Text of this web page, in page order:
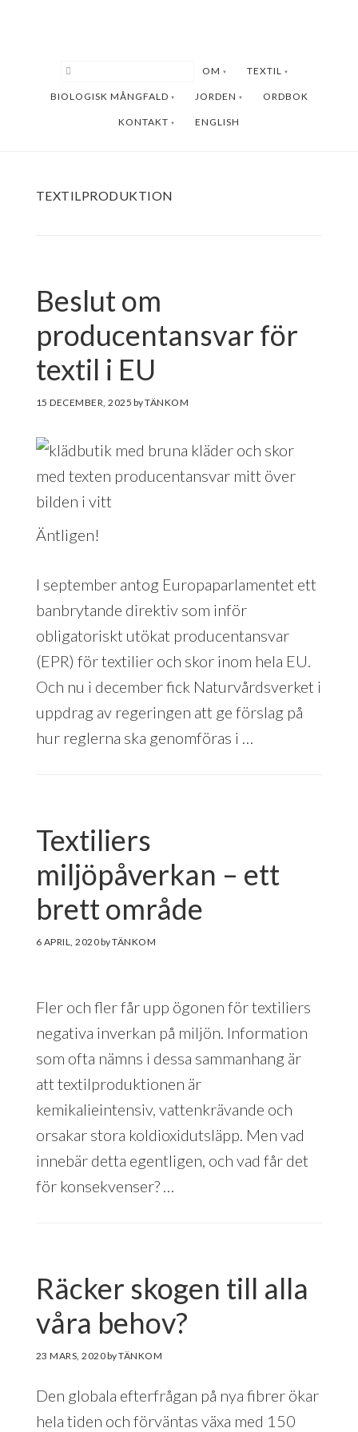
huvudinnehåll
OM TEXTIL
BIOLOGISK MÅNGFALD JORDEN ORDBOK
KONTAKT ENGLISH
TEXTILPRODUKTION
Beslut om
producentansvar för
textil i EU
15 DECEMBER, 2025 by
Äntligen!
I september antog Europaparlamentet ett
banbrytande direktiv som inför
obligatoriskt utökat producentansvar
(EPR) för textilier och skor inom hela EU.
Och nu i december fick Naturvårdsverket i
uppdrag av regeringen att ge förslag på
hur reglerna ska genomföras i …
Textiliers
miljöpåverkan – ett
brett område
6 APRIL, 2020by
Fler och fler får upp ögonen för textiliers
negativa inverkan på miljön. Information
som ofta nämns i dessa sammanhang är
att textilproduktionen är
kemikalieintensiv, vattenkrävande och
orsakar stora koldioxidutsläpp. Men vad
innebär detta egentligen, och vad får det
för konsekvenser? …
Räcker skogen till alla
våra behov?
23 MARS, 2020by
Den globala efterfrågan på nya fibrer ökar
hela tiden och förväntas växa med 150